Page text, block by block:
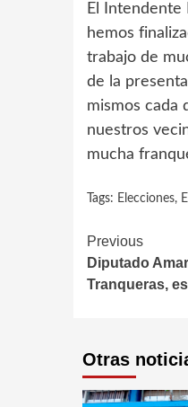
El Intendente
hemos
trabajo de
de la
mismos cada
nuestros
mucha
Tags: Elecciones,
Continue
Previous
Diputado
Tranqueras,
Otras